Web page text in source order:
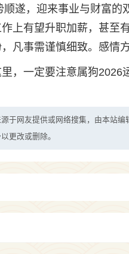
遂，迎来事业与财富的
上有望升职加薪，甚至
凡事需谨慎细致。感情
，一定要注意属狗
于网友提供或网络搜集，由本站
更改或删除。